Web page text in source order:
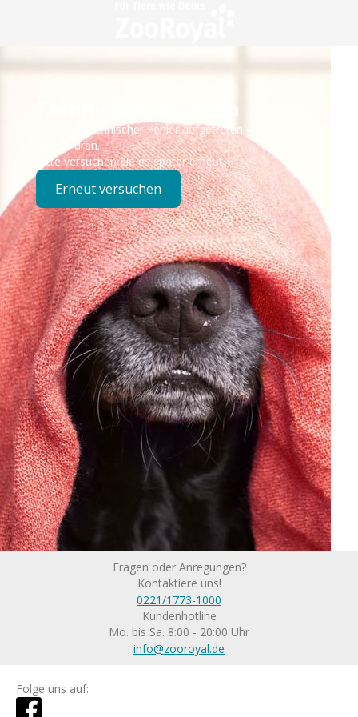
Technisches Problem
Es ist ein technischer Fehler aufgetreten – wir sind
bereits dran.
Bitte versuchen Sie es später erneut.
Erneut versuchen
Fragen oder Anregungen?
Kontaktiere uns!
0221/1773-1000
Kundenhotline
Mo. bis Sa. 8:00 - 20:00 Uhr
info@zooroyal.de
Folge uns auf: